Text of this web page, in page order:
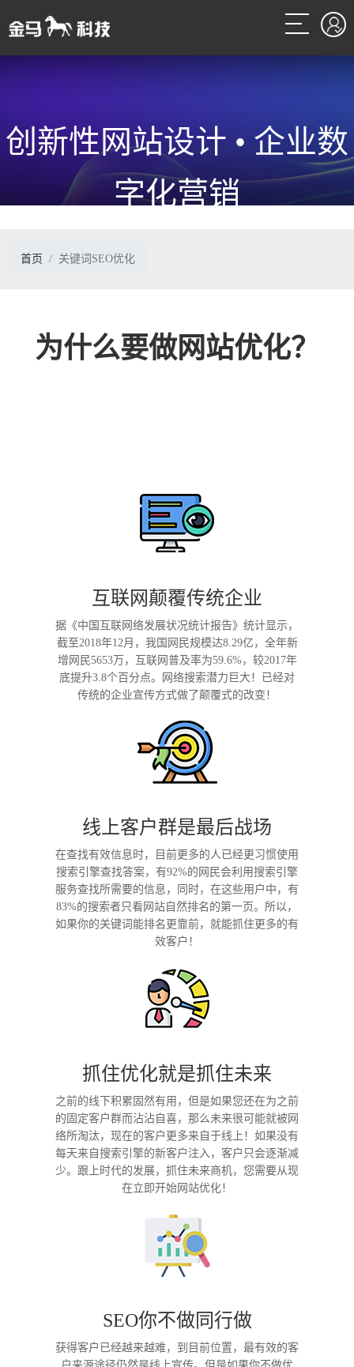
创新性网站设计 • 企业数
字化营销
首页 关键词SEO优化
为什么要做网站优化？
互联网颠覆传统企业
据《中国互联网络发展状况统计报告》统计显示，
截至2018年12月，我国网民规模达8.29亿，全年新
增网民5653万，互联网普及率为59.6%，较2017年
底提升3.8个百分点。网络搜索潜力巨大！已经对
传统的企业宣传方式做了颠覆式的改变！
线上客户群是最后战场
在查找有效信息时，目前更多的人已经更习惯使用
搜索引擎查找答案，有92%的网民会利用搜索引擎
服务查找所需要的信息，同时，在这些用户中，有
83%的搜索者只看网站自然排名的第一页。所以，
如果你的关键词能排名更靠前，就能抓住更多的有
效客户！
抓住优化就是抓住未来
之前的线下积累固然有用，但是如果您还在为之前
的固定客户群而沾沾自喜，那么未来很可能就被网
络所淘汰，现在的客户更多来自于线上！如果没有
每天来自搜索引擎的新客户注入，客户只会逐渐减
少。跟上时代的发展，抓住未来商机，您需要从现
在立即开始网站优化！
SEO你不做同行做
获得客户已经越来越难，到目前位置，最有效的客